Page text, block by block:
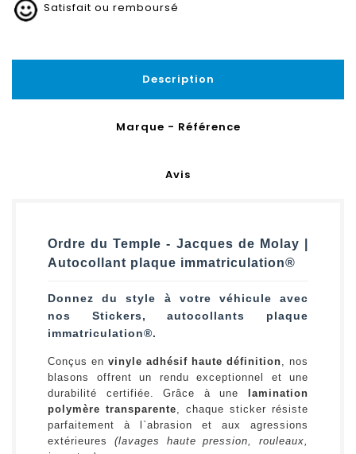
Satisfait ou remboursé
Description
Marque - Référence
Avis
Ordre du Temple - Jacques de Molay |
Autocollant plaque immatriculation®
Donnez du style à votre véhicule avec
nos Stickers, autocollants plaque
immatriculation®.
Conçus en vinyle adhésif haute définition, nos
blasons offrent un rendu exceptionnel et une
durabilité certifiée. Grâce à une
lamination
polymère transparente, chaque sticker résiste
parfaitement à l`abrasion et aux agressions
extérieures (lavages haute pression, rouleaux,